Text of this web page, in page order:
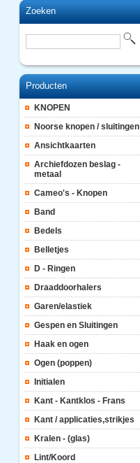
Zoeken
Producten
KNOPEN
Noorse knopen / sluitingen
Ansichtkaarten
Archiefdozen beslag -
metaal
Cameo's - Knopen
Band
Bedels
Belletjes
D - Ringen
Draaddoorhalers
Garen/elastiek
Gespen en Sluitingen
Haak en ogen
Ogen (poppen)
Initialen
Kant - Kantklos - Frans
Kant / applicaties,strikjes
Kralen - (glas)
Lint/Koord